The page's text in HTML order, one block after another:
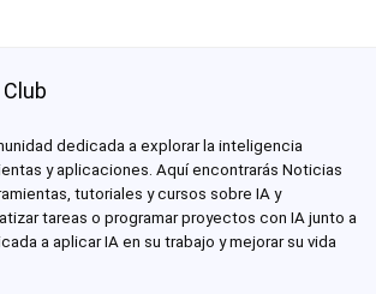
dedicada a explorar la inteligencia
y aplicaciones. Aquí encontrarás Noticias
tutoriales y cursos sobre IA y
tareas o programar proyectos con IA junto a
a aplicar IA en su trabajo y mejorar su vida